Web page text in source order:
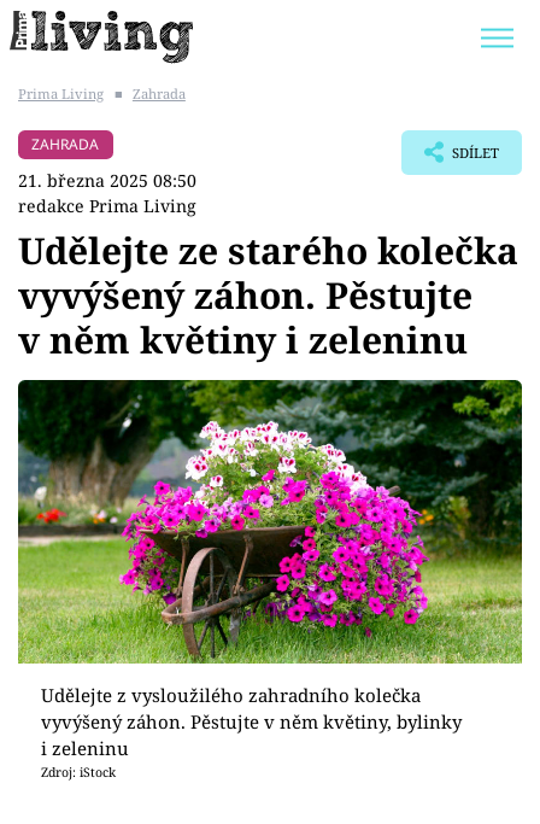
BYDLENÍ SLAVNÝCH
Témata
Bydlení
Zahrada
Design
Sledujte prima+
Přihlášení
Sledujte nás
Prima Living ■ Zahrada
ZAHRADA
21. března 2025 08:50
redakce Prima Living
SDÍLET
Udělejte ze starého kolečka
vyvýšený záhon. Pěstujte
v něm květiny i zeleninu
Udělejte z vysloužilého zahradního kolečka
vyvýšený záhon. Pěstujte v něm květiny, bylinky
i zeleninu
Zdroj: iStock